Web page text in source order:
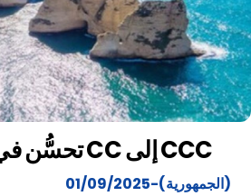
تحسُّن في تصنيف لبنان من CC إلى CCC
(الجمهورية)-01/09/2025